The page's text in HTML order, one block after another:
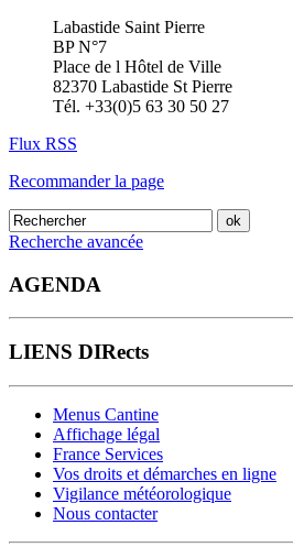
Labastide Saint Pierre
BP N°7
Place de l Hôtel de Ville
82370 Labastide St Pierre
Tél. +33(0)5 63 30 50 27
Flux RSS
Recommander la page
Recherche avancée
AGENDA
LIENS DIRects
Menus Cantine
Affichage légal
France Services
Vos droits et démarches en ligne
Vigilance météorologique
Nous contacter